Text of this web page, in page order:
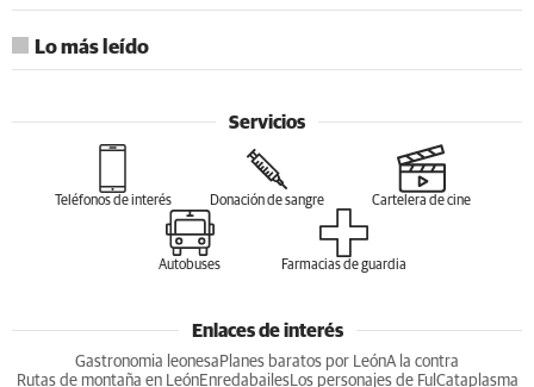
Lo más leído
Servicios
Teléfonos de interés Donación de sangre Cartelera de cine
Autobuses Farmacias de guardia
Enlaces de interés
Gastronomia leonesa Planes baratos por LeónA la contra
Rutas de montaña en LeónEnredabailesLos personajes de Ful Cataplasma